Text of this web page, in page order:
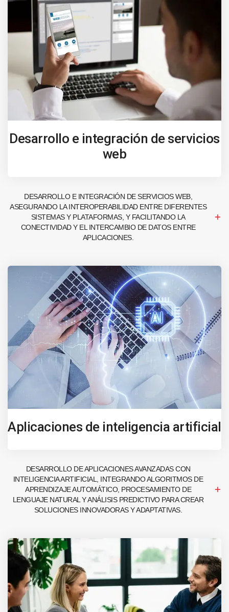
Desarrollo e integración de servicios
web
DESARROLLO E INTEGRACIÓN DE SERVICIOS WEB,
ASEGURANDO LA INTEROPERABILIDAD ENTRE DIFERENTES
SISTEMAS Y PLATAFORMAS, Y FACILITANDO LA
CONECTIVIDAD Y EL INTERCAMBIO DE DATOS ENTRE
APLICACIONES.
Aplicaciones de inteligencia artificial
DESARROLLO DE APLICACIONES AVANZADAS CON
INTELIGENCIA ARTIFICIAL, INTEGRANDO ALGORITMOS DE
APRENDIZAJE AUTOMÁTICO, PROCESAMIENTO DE
LENGUAJE NATURAL Y ANÁLISIS PREDICTIVO PARA CREAR
SOLUCIONES INNOVADORAS Y ADAPTATIVAS.